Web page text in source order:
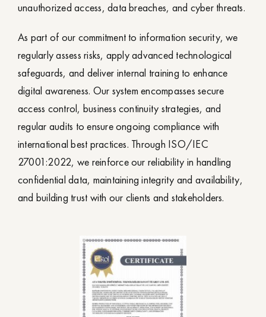
unauthorized access, data breaches, and cyber threats.
As part of our commitment to information security, we
regularly assess risks, apply advanced technological
safeguards, and deliver internal training to enhance
digital awareness. Our system encompasses secure
access control, business continuity strategies, and
regular audits to ensure ongoing compliance with
international best practices. Through ISO/IEC
27001:2022, we reinforce our reliability in handling
confidential data, maintaining integrity and availability,
and building trust with our clients and stakeholders.